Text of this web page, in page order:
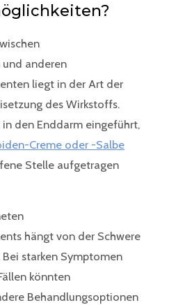
anderen
liegt in der Art der
des Wirkstoffs.
den Enddarm eingeführt,
Creme oder -Salbe
Stelle aufgetragen
hängt von der Schwere
starken Symptomen
könnten
Behandlungsoptionen